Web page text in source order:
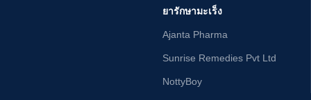
ยารักษามะเร็ง
Ajanta Pharma
Sunrise Remedies Pvt Ltd
NottyBoy